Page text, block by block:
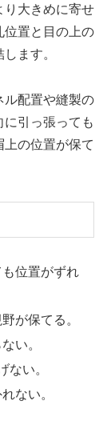
り大きめに寄せ
位置と目の上の
ます。
ル配置や縫製の
引っ張っても
の位置が保て
位置がずれ
が保てる。
い。
ない。
ない。